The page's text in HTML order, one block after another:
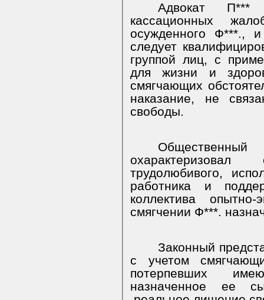
Адвокат
кассационных
осужденного Ф***.,
следует
группой лиц, с
для жизни и
смягчающих
наказание, не
свободы.
трудолюбивого,
работника и
коллектива
опытно-
смягчении Ф***.
Законный
с учетом
потерпевших
назначенное ее